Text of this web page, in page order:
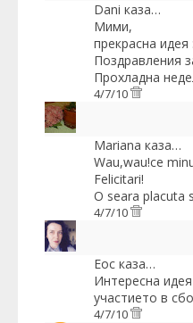
Dani каза…
Мими,
прекрасна идея
Поздравления
Прохладна
4/7/10
Mariana каза…
Wau,wau!ce
Felicitari!
O seara placuta
4/7/10
Еoc каза…
Интересна
участието в
4/7/10